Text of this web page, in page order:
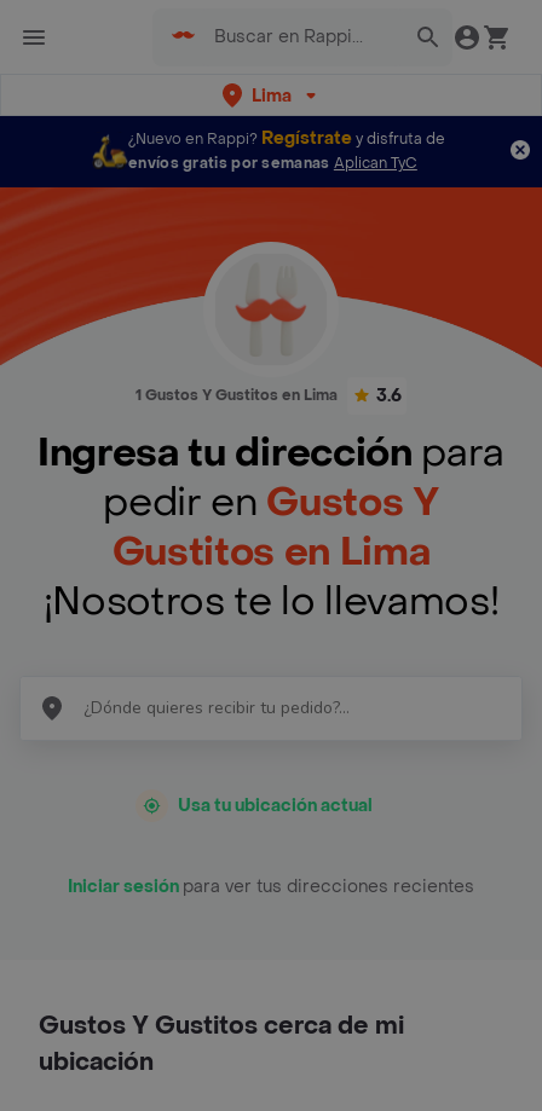
Lima
¿Nuevo en Rappi? Regístratey disfruta de
envíos gratis por semanas Aplican TyC
1 Gustos Y Gustitos en Lima 3.6
Ingresa tu dirección para
pedir en Gustos Y
Gustitos en Lima
¡Nosotros te lo llevamos!
Usa tu ubicación actual
Iniciar sesión para ver tus direcciones recientes
Gustos Y Gustitos cerca de mi
ubicación